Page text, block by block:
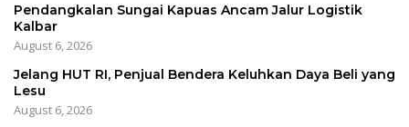
Pendangkalan Sungai Kapuas Ancam Jalur Logistik
Kalbar
August 6, 2026
Jelang HUT RI, Penjual Bendera Keluhkan Daya Beli yang
Lesu
August 6, 2026